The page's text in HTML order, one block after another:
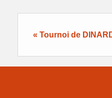
« Tournoi de